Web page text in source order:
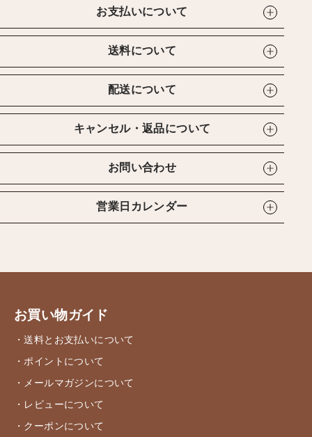
お支払いについて
送料について
配送について
キャンセル・返品について
お問い合わせ
営業日カレンダー
お買い物ガイド
・送料とお支払いについて
・ポイントについて
・メールマガジンについて
・レビューについて
・クーポンについて